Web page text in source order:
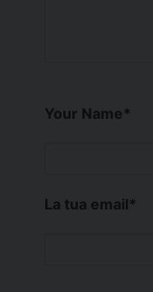
Your Name*
La tua email*